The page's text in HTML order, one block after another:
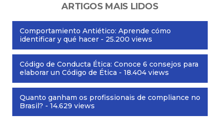
ARTIGOS MAIS LIDOS
Comportamiento Antiético: Aprende cómo
identificar y qué hacer - 25.200 views
Código de Conducta Ética: Conoce 6 consejos para
elaborar un Código de Ética - 18.404 views
Quanto ganham os profissionais de compliance no
Brasil? - 14.629 views